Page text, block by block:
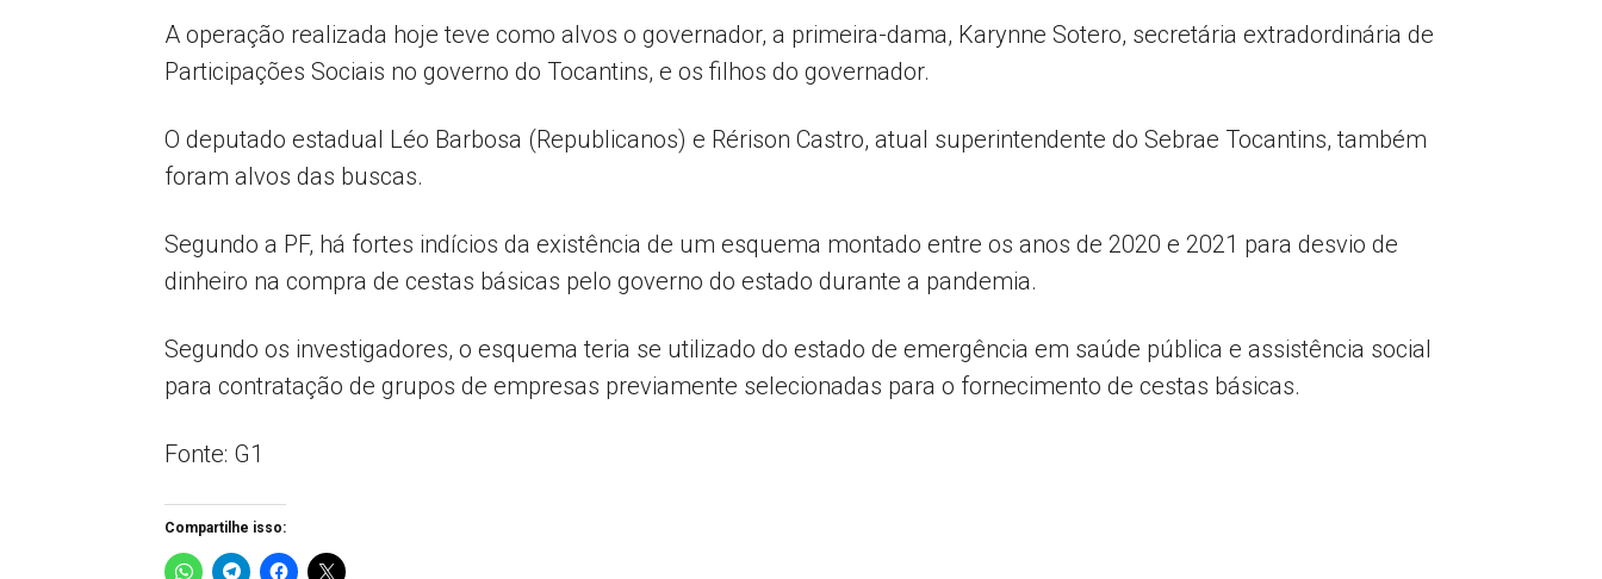
A operação realizada hoje teve como alvos o governador, a primeira-dama, Karynne Sotero, secretária extradordinária de
Participações Sociais no governo do Tocantins, e os filhos do governador.
O deputado estadual Léo Barbosa (Republicanos) e Rérison Castro, atual superintendente do Sebrae Tocantins, também
foram alvos das buscas.
Segundo a PF, há fortes indícios da existência de um esquema montado entre os anos de 2020 e 2021 para desvio de
dinheiro na compra de cestas básicas pelo governo do estado durante a pandemia.
Segundo os investigadores, o esquema teria se utilizado do estado de emergência em saúde pública e assistência social
para contratação de grupos de empresas previamente selecionadas para o fornecimento de cestas básicas.
Fonte: G1
Compartilhe isso: